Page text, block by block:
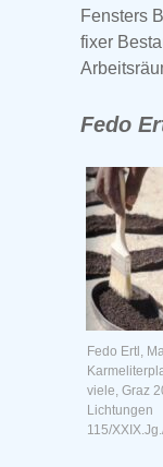
Fensters
fixer
Fedo
Fedo Ertl,
viele, Graz
Lichtungen
115/